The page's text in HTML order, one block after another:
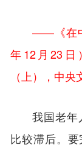
——《在
年12月23日
（上），中
我国老年
比较滞后。